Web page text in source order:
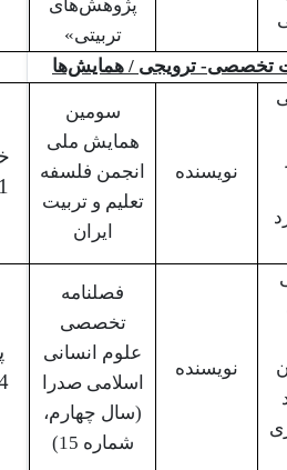
پژوهش‌های
تربیتی»
تخصصی- ترویجی / همایش‌ها
نویسنده
سومین
همایش ملی
انجمن فلسفه
تعلیم و تربیت
ایران
نویسنده
فصلنامه
تخصصی
علوم انسانی
اسلامی صدرا
(سال چهارم،
شماره 15)